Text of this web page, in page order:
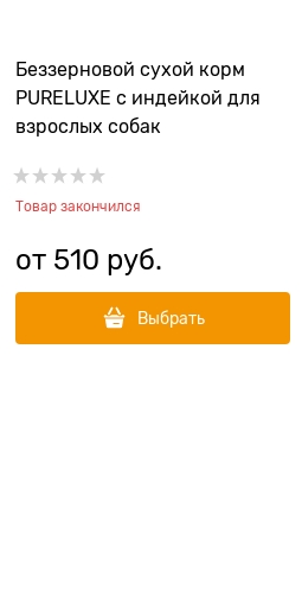
Беззерновой сухой корм
PURELUXE с индейкой для
взрослых собак
Товар закончился
от 510 руб.
Выбрать